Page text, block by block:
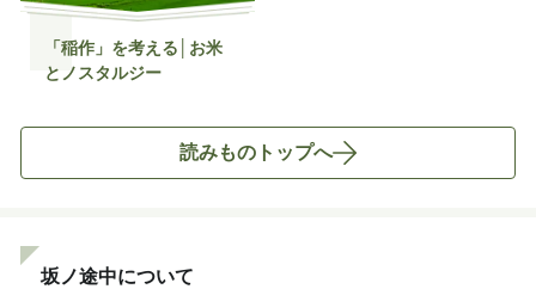
「稲作」を考える│お米
とノスタルジー
読みものトップへ
坂ノ途中について